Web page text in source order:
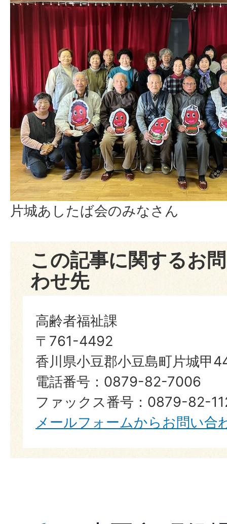
片城あしたば会のみなさん
この記事に関するお
わせ先
高齢者福祉課
〒761-4492
香川県小豆郡小豆島町片城甲
電話番号：0879-82-7006
ファックス番号：0879-82-
メールフォームからお問い合